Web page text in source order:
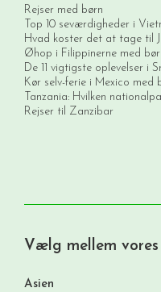
Rejser med børn
Top 10 seværdigheder i
Hvad koster det at tage til
Øhop i Filippinerne med
De 11 vigtigste oplevelser i
Kør selv-ferie i Mexico med
Tanzania: Hvilken
Rejser til Zanzibar
Vælg mellem
Asien